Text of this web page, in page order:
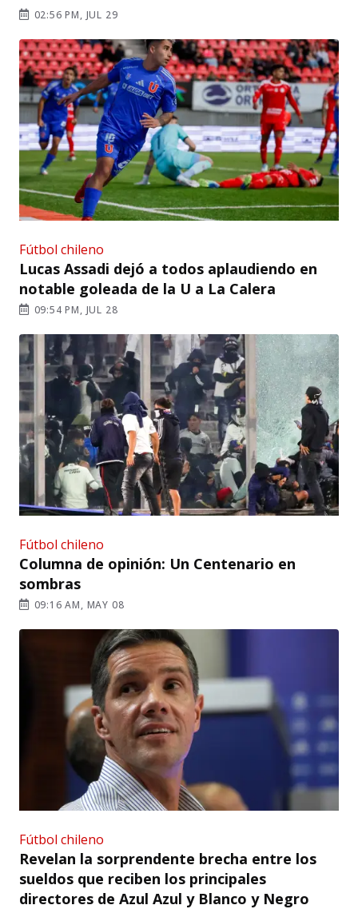
02:56 PM, JUL 29
Fútbol chileno
Lucas Assadi dejó a todos aplaudiendo en
notable goleada de la U a La Calera
09:54 PM, JUL 28
Fútbol chileno
Columna de opinión: Un Centenario en
sombras
09:16 AM, MAY 08
Fútbol chileno
Revelan la sorprendente brecha entre los
sueldos que reciben los principales
directores de Azul Azul y Blanco y Negro